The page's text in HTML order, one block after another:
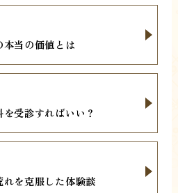
当の価値とは
受診すればいい？
を克服した体験談